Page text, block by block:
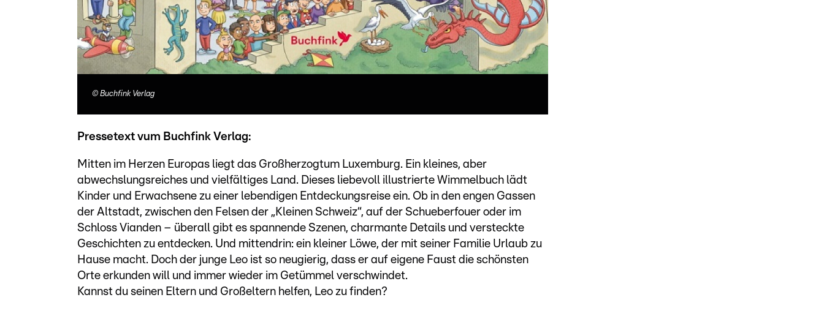
© Buchfink Verlag
Pressetext vum Buchfink Verlag:
Mitten im Herzen Europas liegt das Großherzogtum Luxemburg. Ein kleines, aber
abwechslungsreiches und vielfältiges Land. Dieses liebevoll illustrierte Wimmelbuch lädt
Kinder und Erwachsene zu einer lebendigen Entdeckungsreise ein. Ob in den engen Gassen
der Altstadt, zwischen den Felsen der „Kleinen Schweiz“, auf der Schueberfouer oder im
Schloss Vianden – überall gibt es spannende Szenen, charmante Details und versteckte
Geschichten zu entdecken. Und mittendrin: ein kleiner Löwe, der mit seiner Familie Urlaub zu
Hause macht. Doch der junge Leo ist so neugierig, dass er auf eigene Faust die schönsten
Orte erkunden will und immer wieder im Getümmel verschwindet.
Kannst du seinen Eltern und Großeltern helfen, Leo zu finden?